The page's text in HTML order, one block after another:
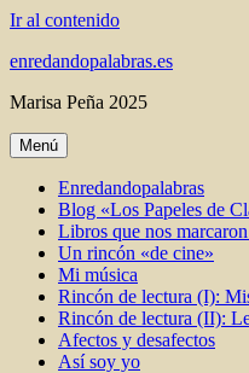
Ir al contenido
enredandopalabras.es
Marisa Peña 2025
Menú
Enredandopalabras
Blog «Los Papeles de
Libros que nos
Un rincón «de cine»
Mi música
Rincón de lectura (I):
Rincón de lectura (II):
Afectos y desafectos
Así soy yo